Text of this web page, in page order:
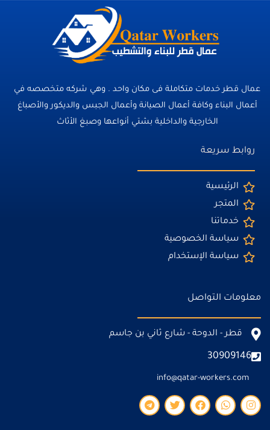
عمال قطر خدمات متكاملة فى مكان واحد . وهي شركه متخصصه في
أعمال البناء وكافة أعمال الصيانة وأعمال الجبس والديكور والأصباغ
الخارجية والداخلية بشتي أنواعها وصبغ الأثاث
روابط سريعة
الرئيسية
المتجر
خدماتنا
سياسة الخصوصية
سياسة الإستخدام
معلومات التواصل
قطر - الدوحة - شارع ثاني بن جاسم
30909146
info@qatar-workers.com
I
n
W
h
F
a
T
w
T
e